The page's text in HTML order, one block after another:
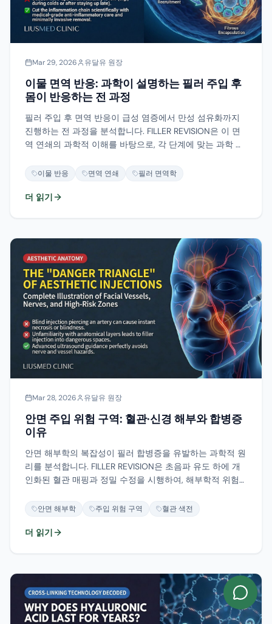
Mar 29, 2026 유달유 원장
이물 면역 반응: 과학이 설명하는 필러 주입 후
몸이 반응하는 전 과정
필러 주입 후 면역 반응이 급성 염증에서 만성 섬유화까지
진행하는 전 과정을 분석합니다. FILLER REVISION은 이 면
역 연쇄의 과학적 이해를 바탕으로, 각 단계에 맞는 과학 기
이물 반응 면역 연쇄 필러 면역학
더 읽기
Mar 28, 2026 유달유 원장
안면 주입 위험 구역: 혈관·신경 해부와 합병증
이유
안면 해부학의 복잡성이 필러 합병증을 유발하는 과학적 원
리를 분석합니다. FILLER REVISION은 초음파 유도 하에 개
인화된 혈관 매핑과 정밀 수정을 시행하여, 해부학적 위험
안면 해부학 주입 위험 구역 혈관 색전
더 읽기